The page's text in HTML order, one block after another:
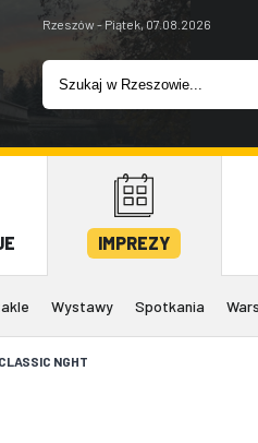
Rzeszów - Piątek, 07.08.2026
IMPREZY
Wystawy Spotkania
CLASSIC NGHT